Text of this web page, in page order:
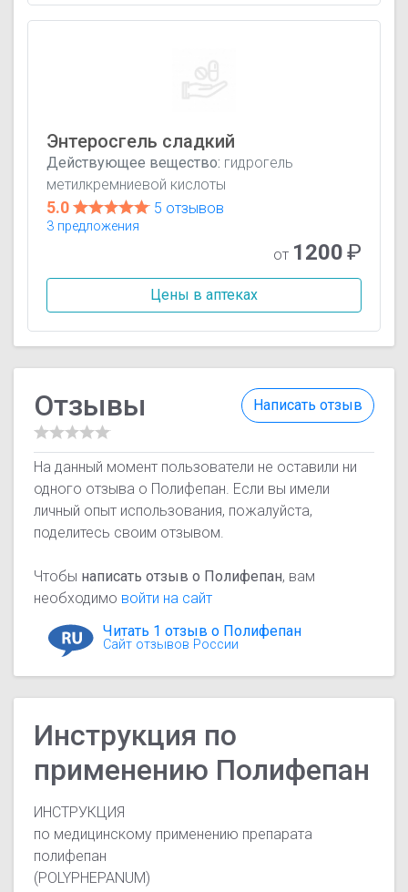
Энтеросгель сладкий
Действующее вещество: гидрогель
метилкремниевой кислоты
5.0 5 отзывов
3 предложения
от 1200₽
Цены в аптеках
Написать отзыв
Отзывы
На данный момент пользователи не оставили ни
одного отзыва о Полифепан. Если вы имели
личный опыт использования, пожалуйста,
поделитесь своим отзывом.
Чтобы написать отзыв о Полифепан, вам
необходимо войти на сайт
Читать 1 отзыв о Полифепан
Сайт отзывов России
Инструкция по
применению Полифепан
ИНСТРУКЦИЯ
по медицинскому применению препарата
полифепан
(POLYPHEPANUM)